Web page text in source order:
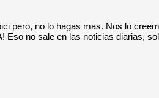
pero, no lo hagas mas. Nos lo
no sale en las noticias diarias,